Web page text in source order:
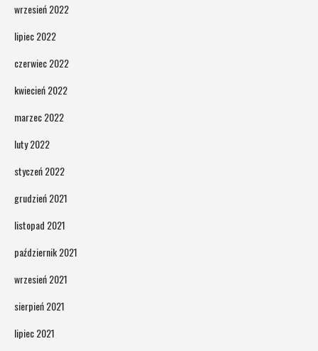
wrzesień 2022
lipiec 2022
czerwiec 2022
kwiecień 2022
marzec 2022
luty 2022
styczeń 2022
grudzień 2021
listopad 2021
październik 2021
wrzesień 2021
sierpień 2021
lipiec 2021